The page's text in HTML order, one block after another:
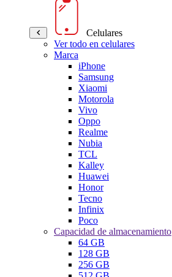
Celulares
Ver todo en celulares
Marca
iPhone
Samsung
Xiaomi
Motorola
Vivo
Oppo
Realme
Nubia
TCL
Kalley
Huawei
Honor
Tecno
Infinix
Poco
Capacidad de almacenamiento
64 GB
128 GB
256 GB